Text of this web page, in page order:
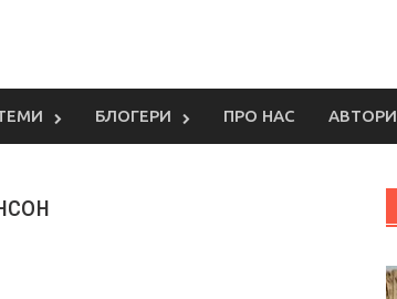
БЛОГЕРИ ПРО НАС АВТОРИ